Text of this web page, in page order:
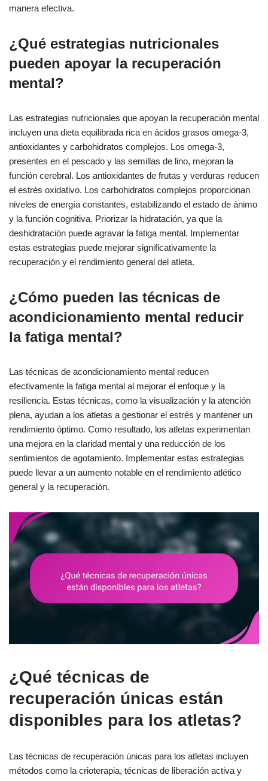
manera efectiva.
¿Qué estrategias nutricionales
pueden apoyar la recuperación
mental?
Las estrategias nutricionales que apoyan la recuperación mental
incluyen una dieta equilibrada rica en ácidos grasos omega-3,
antioxidantes y carbohidratos complejos. Los omega-3,
presentes en el pescado y las semillas de lino, mejoran la
función cerebral. Los antioxidantes de frutas y verduras reducen
el estrés oxidativo. Los carbohidratos complejos proporcionan
niveles de energía constantes, estabilizando el estado de ánimo
y la función cognitiva. Priorizar la hidratación, ya que la
deshidratación puede agravar la fatiga mental. Implementar
estas estrategias puede mejorar significativamente la
recuperación y el rendimiento general del atleta.
¿Cómo pueden las técnicas de
acondicionamiento mental reducir
la fatiga mental?
Las técnicas de acondicionamiento mental reducen
efectivamente la fatiga mental al mejorar el enfoque y la
resiliencia. Estas técnicas, como la visualización y la atención
plena, ayudan a los atletas a gestionar el estrés y mantener un
rendimiento óptimo. Como resultado, los atletas experimentan
una mejora en la claridad mental y una reducción de los
sentimientos de agotamiento. Implementar estas estrategias
puede llevar a un aumento notable en el rendimiento atlético
general y la recuperación.
¿Qué técnicas de
recuperación únicas están
disponibles para los atletas?
Las técnicas de recuperación únicas para los atletas incluyen
métodos como la crioterapia, técnicas de liberación activa y